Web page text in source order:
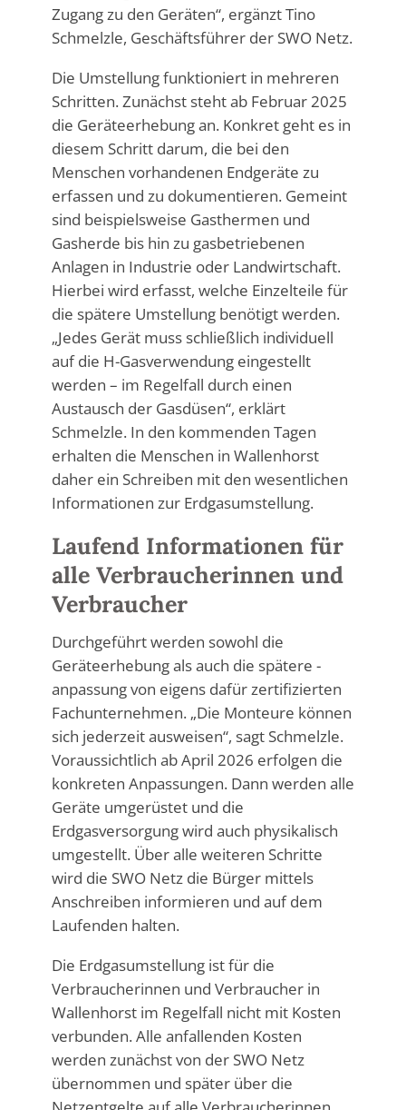
Zugang zu den Geräten“, ergänzt Tino
Schmelzle, Geschäftsführer der SWO Netz.
Die Umstellung funktioniert in mehreren
Schritten. Zunächst steht ab Februar 2025
die Geräteerhebung an. Konkret geht es in
diesem Schritt darum, die bei den
Menschen vorhandenen Endgeräte zu
erfassen und zu dokumentieren. Gemeint
sind beispielsweise Gasthermen und
Gasherde bis hin zu gasbetriebenen
Anlagen in Industrie oder Landwirtschaft.
Hierbei wird erfasst, welche Einzelteile für
die spätere Umstellung benötigt werden.
„Jedes Gerät muss schließlich individuell
auf die H-Gasverwendung eingestellt
werden – im Regelfall durch einen
Austausch der Gasdüsen“, erklärt
Schmelzle. In den kommenden Tagen
erhalten die Menschen in Wallenhorst
daher ein Schreiben mit den wesentlichen
Informationen zur Erdgasumstellung.
Laufend Informationen für
alle Verbraucherinnen und
Verbraucher
Durchgeführt werden sowohl die
Geräteerhebung als auch die spätere -
anpassung von eigens dafür zertifizierten
Fachunternehmen. „Die Monteure können
sich jederzeit ausweisen“, sagt Schmelzle.
Voraussichtlich ab April 2026 erfolgen die
konkreten Anpassungen. Dann werden alle
Geräte umgerüstet und die
Erdgasversorgung wird auch physikalisch
umgestellt. Über alle weiteren Schritte
wird die SWO Netz die Bürger mittels
Anschreiben informieren und auf dem
Laufenden halten.
Die Erdgasumstellung ist für die
Verbraucherinnen und Verbraucher in
Wallenhorst im Regelfall nicht mit Kosten
verbunden. Alle anfallenden Kosten
werden zunächst von der SWO Netz
übernommen und später über die